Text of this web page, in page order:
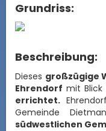
Grundriss:
Beschreibung:
Dieses großzügige
Ehrendorf mit Blick
errichtet.
Gemeinde
südwestlichen